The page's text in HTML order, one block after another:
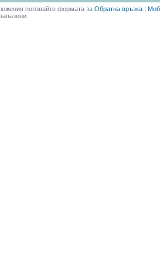
ползвайте формата за Обратна връзка |